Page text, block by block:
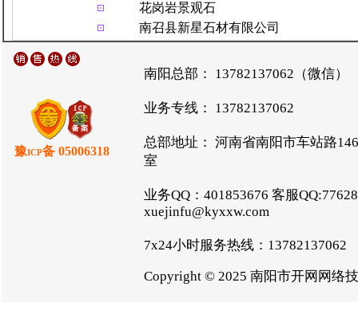
花岗岩景观石
南召县新星石材有限公司
豫ICP备 05006318
南阳总部： 13782137062（微信）
业务专线： 13782137062
总部地址： 河南省南阳市车站路
室
业务QQ：401853676 客服
xuejinfu@kyxxw.com
7x24小时服务热线：
Copyright © 2025 南阳市开网网络